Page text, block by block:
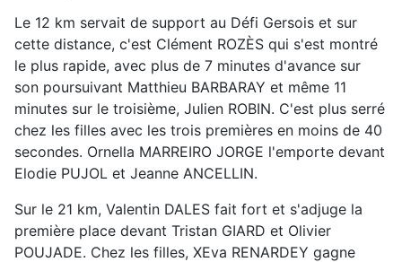
Le 12 km servait de support au Défi Gersois et sur
cette distance, c'est Clément ROZÈS qui s'est montré
le plus rapide, avec plus de 7 minutes d'avance sur
son poursuivant Matthieu BARBARAY et même 11
minutes sur le troisième, Julien ROBIN. C'est plus serré
chez les filles avec les trois premières en moins de 40
secondes. Ornella MARREIRO JORGE l'emporte devant
Elodie PUJOL et Jeanne ANCELLIN.
Sur le 21 km, Valentin DALES fait fort et s'adjuge la
première place devant Tristan GIARD et Olivier
POUJADE. Chez les filles, XEva RENARDEY gagne